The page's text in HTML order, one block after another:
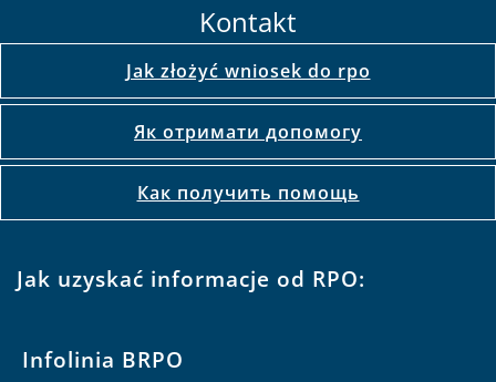
Kontakt
Jak złożyć wniosek do rpo
Як отримати допомогу
Как получить помощь
Jak uzyskać informacje od RPO:
Infolinia BRPO